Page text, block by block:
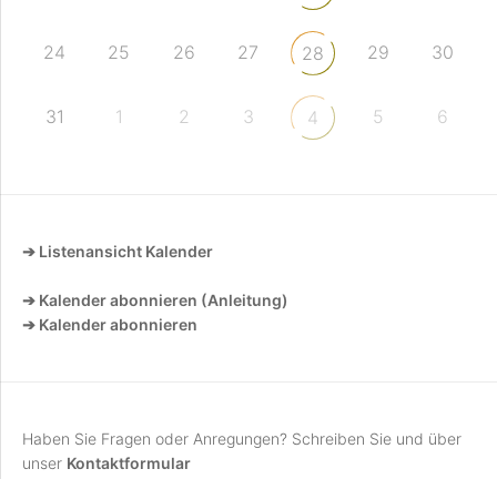
24 25 26 27 28 29 30
31 1 2 3 4 5 6
➔ Listenansicht Kalender
➔ Kalender abonnieren (Anleitung)
➔ Kalender abonnieren
Haben Sie Fragen oder Anregungen? Schreiben Sie und über
unser Kontaktformular